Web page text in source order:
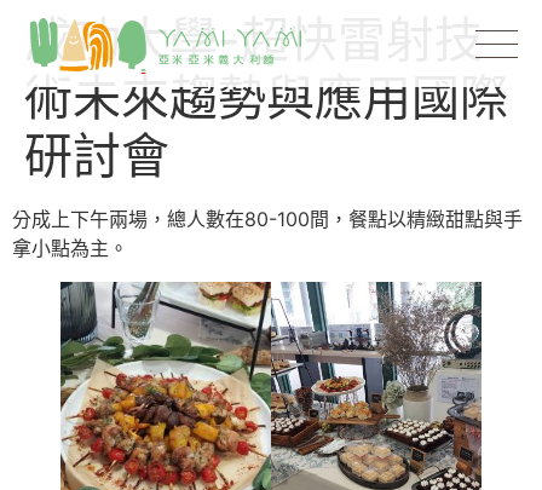
成功大學-超快雷射技
術未來趨勢與應用國際
研討會
分成上下午兩場，總人數在80-100間，餐點以精緻甜點與手
拿小點為主。